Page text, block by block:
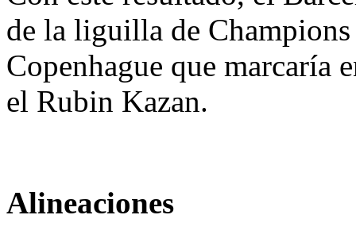
de la liguilla de
Copenhague que marcaría
el Rubin Kazan.
Alineaciones